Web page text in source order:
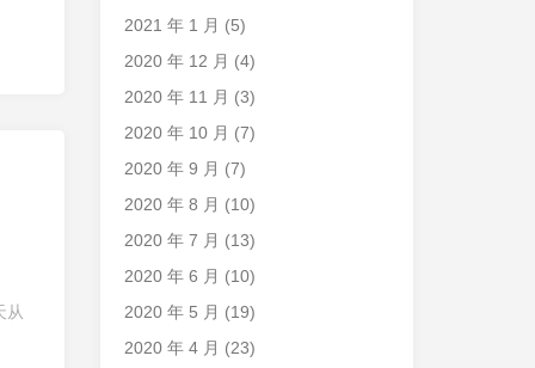
从
2021 年 1 月 (5)
2020 年 12 月 (4)
2020 年 11 月 (3)
2020 年 10 月 (7)
2020 年 9 月 (7)
2020 年 8 月 (10)
2020 年 7 月 (13)
2020 年 6 月 (10)
2020 年 5 月 (19)
2020 年 4 月 (23)